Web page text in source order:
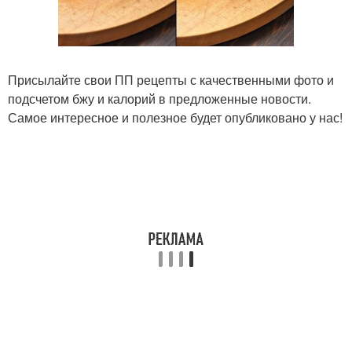
Присылайте свои ПП рецепты с качественными фото и
подсчетом бжу и калорий в предложенные новости.
Самое интересное и полезное будет опубликовано у нас!